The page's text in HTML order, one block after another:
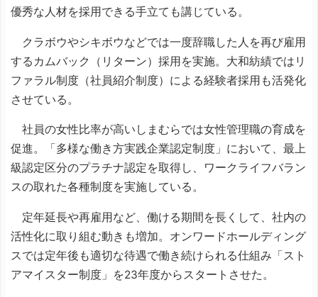
優秀な人材を採用できる手立ても講じている。
クラボウやシキボウなどでは一度辞職した人を再び雇用
するカムバック（リターン）採用を実施。大和紡績ではリ
ファラル制度（社員紹介制度）による経験者採用も活発化
させている。
社員の女性比率が高いしまむらでは女性管理職の育成を
促進。「多様な働き方実践企業認定制度」において、最上
級認定区分のプラチナ認定を取得し、ワークライフバラン
スの取れた各種制度を実施している。
定年延長や再雇用など、働ける期間を長くして、社内の
活性化に取り組む動きも増加。オンワードホールディング
スでは定年後も適切な待遇で働き続けられる仕組み「スト
アマイスター制度」を23年度からスタートさせた。